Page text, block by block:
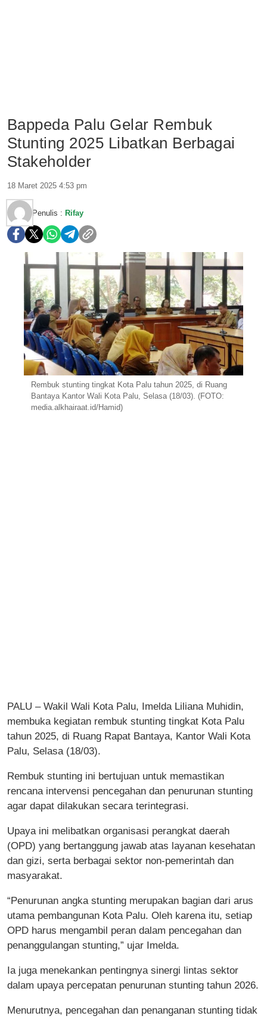
Bappeda Palu Gelar Rembuk
Stunting 2025 Libatkan Berbagai
Stakeholder
18 Maret 2025 4:53 pm
Penulis : Rifay
Rembuk stunting tingkat Kota Palu tahun 2025, di Ruang
Bantaya Kantor Wali Kota Palu, Selasa (18/03). (FOTO:
media.alkhairaat.id/Hamid)
PALU – Wakil Wali Kota Palu, Imelda Liliana Muhidin,
membuka kegiatan rembuk stunting tingkat Kota Palu
tahun 2025, di Ruang Rapat Bantaya, Kantor Wali Kota
Palu, Selasa (18/03).
Rembuk stunting ini bertujuan untuk memastikan
rencana intervensi pencegahan dan penurunan stunting
agar dapat dilakukan secara terintegrasi.
Upaya ini melibatkan organisasi perangkat daerah
(OPD) yang bertanggung jawab atas layanan kesehatan
dan gizi, serta berbagai sektor non-pemerintah dan
masyarakat.
“Penurunan angka stunting merupakan bagian dari arus
utama pembangunan Kota Palu. Oleh karena itu, setiap
OPD harus mengambil peran dalam pencegahan dan
penanggulangan stunting,” ujar Imelda.
Ia juga menekankan pentingnya sinergi lintas sektor
dalam upaya percepatan penurunan stunting tahun 2026.
Menurutnya, pencegahan dan penanganan stunting tidak